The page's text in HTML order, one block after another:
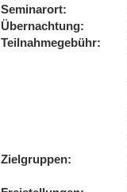
Seminarort
Übernachtung
Teilnahmegebühr
Zielgruppen